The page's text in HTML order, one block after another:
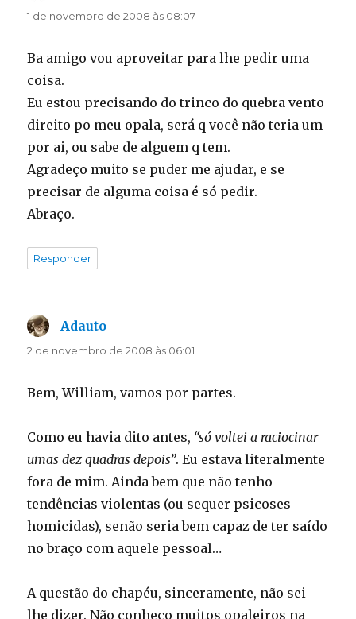
1 de novembro de 2008 às 08:07
Ba amigo vou aproveitar para lhe pedir uma
coisa.
Eu estou precisando do trinco do quebra vento
direito po meu opala, será q você não teria um
por ai, ou sabe de alguem q tem.
Agradeço muito se puder me ajudar, e se
precisar de alguma coisa é só pedir.
Abraço.
Responder
Adauto
2 de novembro de 2008 às 06:01
Bem, William, vamos por partes.
Como eu havia dito antes, “só voltei a raciocinar
umas dez quadras depois”. Eu estava literalmente
fora de mim. Ainda bem que não tenho
tendências violentas (ou sequer psicoses
homicidas), senão seria bem capaz de ter saído
no braço com aquele pessoal…
A questão do chapéu, sinceramente, não sei
lhe dizer. Não conheço muitos opaleiros na